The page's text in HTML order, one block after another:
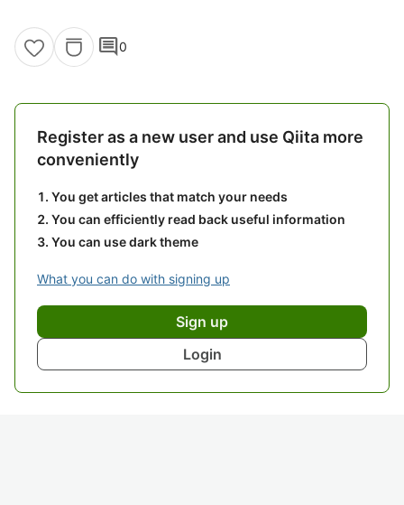
comment0
Register as a new user and use Qiita more
conveniently
You get articles that match your needs
You can efficiently read back useful information
You can use dark theme
What you can do with signing up
Sign up
Login